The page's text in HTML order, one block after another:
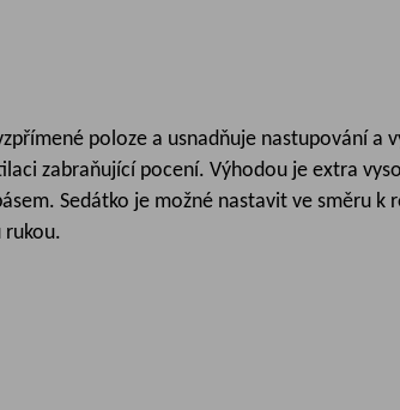
poloze a usnadňuje nastupování
zabraňující pocení. Výhodou je extra
Sedátko je možné nastavit ve směru k
rukou.